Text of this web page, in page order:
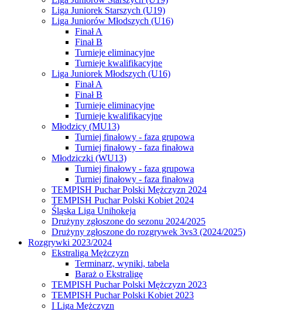
Liga Juniorek Starszych (U19)
Liga Juniorów Młodszych (U16)
Finał A
Finał B
Turnieje eliminacyjne
Turnieje kwalifikacyjne
Liga Juniorek Młodszych (U16)
Finał A
Finał B
Turnieje eliminacyjne
Turnieje kwalifikacyjne
Młodzicy (MU13)
Turniej finałowy - faza grupowa
Turniej finałowy - faza finałowa
Młodziczki (WU13)
Turniej finałowy - faza grupowa
Turniej finałowy - faza finałowa
TEMPISH Puchar Polski Mężczyzn 2024
TEMPISH Puchar Polski Kobiet 2024
Śląska Liga Unihokeja
Drużyny zgłoszone do sezonu 2024/2025
Drużyny zgłoszone do rozgrywek 3vs3 (2024/2025)
Rozgrywki 2023/2024
Ekstraliga Mężczyzn
Terminarz, wyniki, tabela
Baraż o Ekstraligę
TEMPISH Puchar Polski Mężczyzn 2023
TEMPISH Puchar Polski Kobiet 2023
I Liga Mężczyzn